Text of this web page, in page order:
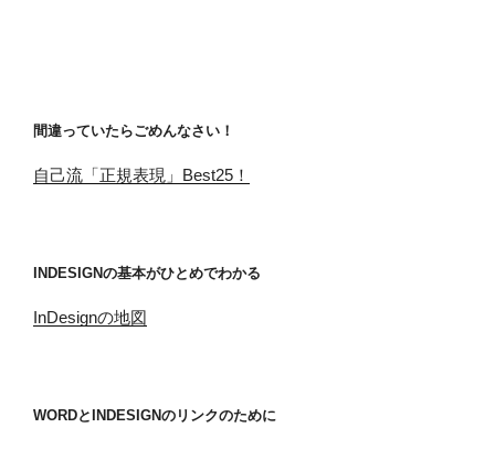
間違っていたらごめんなさい！
自己流「正規表現」Best25！
INDESIGNの基本がひとめでわかる
InDesignの地図
WORDとINDESIGNのリンクのために